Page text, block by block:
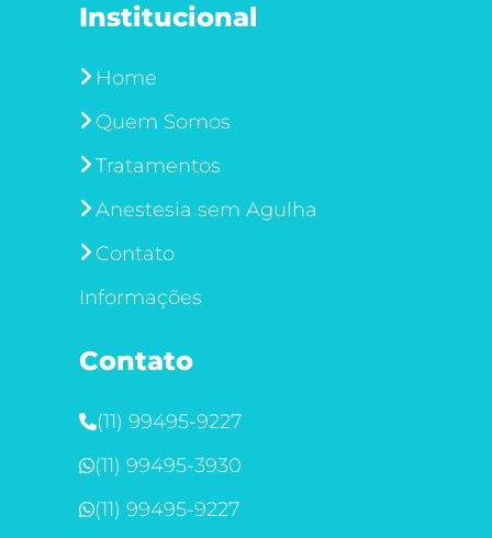
Institucional
Home
Quem Somos
Tratamentos
Anestesia sem Agulha
Contato
Informações
Contato
(11) 99495-9227
(11) 99495-3930
(11) 99495-9227